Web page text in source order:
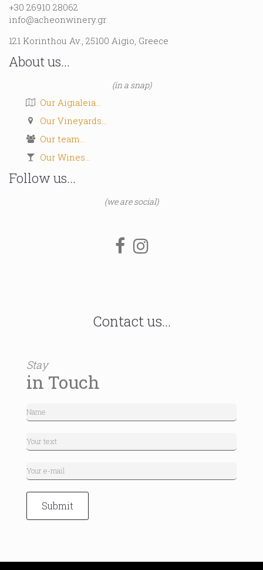
+30 26910 28062
info@acheonwinery.gr
121 Korinthou Av., 25100 Aigio, Greece
About us...
(in a snap)
Our Aigialeia...
Our Vineyards...
Our team...
Our Wines...
Follow us...
(we are social)
Contact us...
Stay
in Touch
Submit